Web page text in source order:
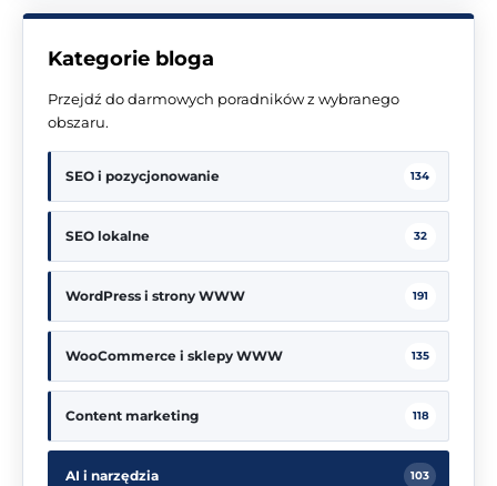
Kategorie bloga
Przejdź do darmowych poradników z wybranego
obszaru.
SEO i pozycjonowanie 134
SEO lokalne 32
WordPress i strony WWW 191
WooCommerce i sklepy WWW 135
Content marketing 118
AI i narzędzia 103